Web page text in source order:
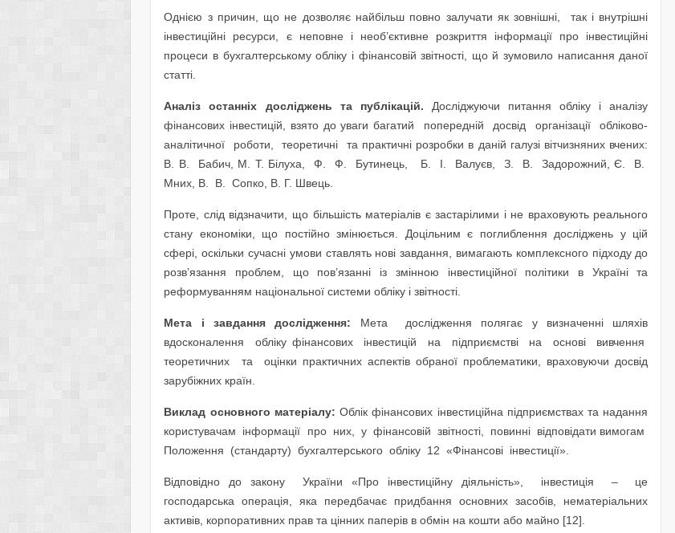
Однією з причин, що не дозволяє найбільш повно залучати як зовнішні, так і внутрішні
інвестиційні ресурси, є неповне і необ’єктивне розкриття інформації про інвестиційні
процеси в бухгалтерському обліку і фінансовій звітності, що й зумовило написання даної
статті.
Аналіз останніх досліджень та публікацій. Досліджуючи питання обліку і аналізу
фінансових інвестицій, взято до уваги багатий попередній досвід організації обліково-
аналітичної роботи, теоретичні та практичні розробки в даній галузі вітчизняних вчених:
В. В. Бабич, М. Т. Білуха, Ф. Ф. Бутинець, Б. І. Валуєв, З. В. Задорожний, Є. В.
Мних, В. В. Сопко, В. Г. Швець.
Проте, слід відзначити, що більшість матеріалів є застарілими і не враховують реального
стану економіки, що постійно змінюється. Доцільним є поглиблення досліджень у цій
сфері, оскільки сучасні умови ставлять нові завдання, вимагають комплексного підходу до
розв’язання проблем, що пов’язанні із змінною інвестиційної політики в Україні та
реформуванням національної системи обліку і звітності.
Мета і завдання дослідження: Мета дослідження полягає у визначенні шляхів
вдосконалення обліку фінансових інвестицій на підприємстві на основі вивчення
теоретичних та оцінки практичних аспектів обраної проблематики, враховуючи досвід
зарубіжних країн.
Виклад основного матеріалу:Облік фінансових інвестиційна підприємствах та надання
користувачам інформації про них, у фінансовій звітності, повинні відповідати вимогам
Положення (стандарту) бухгалтерського обліку 12 «Фінансові інвестиції».
Відповідно до закону України «Про інвестиційну діяльність», інвестиція – це
господарська операція, яка передбачає придбання основних засобів, нематеріальних
активів, корпоративних прав та цінних паперів в обмін на кошти або майно [12].